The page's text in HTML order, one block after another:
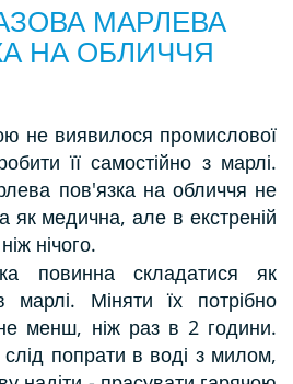
МАРЛЕВА
НА ОБЛИЧЧЯ
не виявилося промислової
її самостійно з марлі.
пов'язка на обличчя не
як медична, але в екстреній
нічого.
повинна складатися як
Міняти їх потрібно
менш, ніж раз в 2 години.
попрати в воді з милом,